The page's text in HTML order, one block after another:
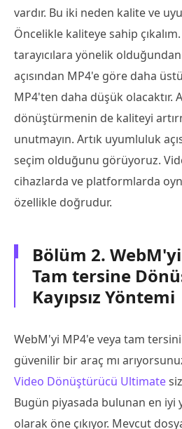
vardır. Bu iki neden kalite ve
Öncelikle kaliteye sahip
tarayıcılara yönelik olduğundan
açısından MP4'e göre daha
MP4'ten daha düşük olacaktır.
dönüştürmenin de kaliteyi
unutmayın. Artık uyumluluk
seçim olduğunu görüyoruz.
cihazlarda ve platformlarda
özellikle doğrudur.
Bölüm 2.
Tam tersine
Kayıpsız Yöntemi
WebM'yi MP4'e veya tam
güvenilir bir araç mı
Video Dönüştürücü Ultimate
Bugün piyasada bulunan en iyi
olarak öne çıkıyor. Mevcut